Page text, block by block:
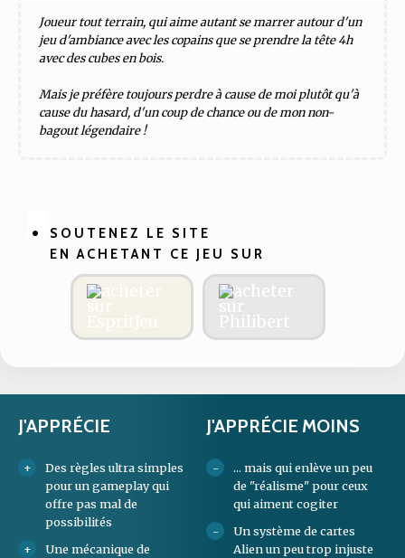
Joueur tout terrain, qui aime autant se marrer autour d'un
jeu d'ambiance avec les copains que se prendre la tête 4h
avec des cubes en bois.
Mais je préfère toujours perdre à cause de moi plutôt qu'à
cause du hasard, d'un coup de chance ou de mon non-
bagout légendaire !
SOUTENEZ LE SITE
EN ACHETANT CE JEU SUR
J'APPRÉCIE
Des règles ultra simples
pour un gameplay qui
offre pas mal de
possibilités
Une mécanique de
J'APPRÉCIE MOINS
... mais qui enlève un peu
de "réalisme" pour ceux
qui aiment cogiter
Un système de cartes
Alien un peu trop injuste